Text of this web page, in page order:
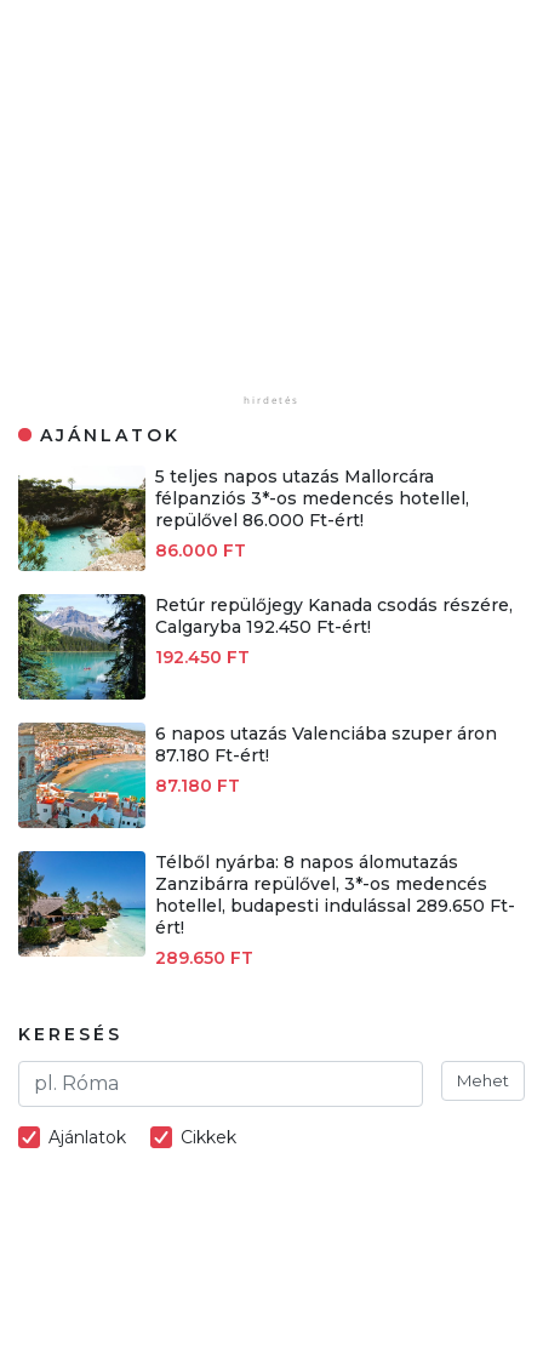
AJÁNLATOK
5 teljes napos utazás Mallorcára
félpanziós 3*-os medencés hotellel,
repülővel 86.000 Ft-ért!
86.000 FT
Retúr repülőjegy Kanada csodás részére,
Calgaryba 192.450 Ft-ért!
192.450 FT
6 napos utazás Valenciába szuper áron
87.180 Ft-ért!
87.180 FT
Télből nyárba: 8 napos álomutazás
Zanzibárra repülővel, 3*-os medencés
hotellel, budapesti indulással 289.650 Ft-
ért!
289.650 FT
KERESÉS
Mehet
Ajánlatok Cikkek